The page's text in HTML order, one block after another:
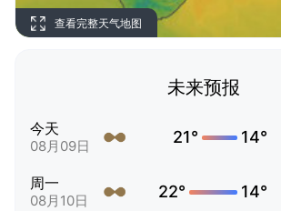
查看完整天气地图
未来预报
今天
08月09日 21° 14°
周一
08月10日 22° 14°